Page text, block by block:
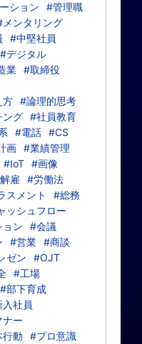
ション
#管理職
メンタリング
#中堅社員
#デジタル
業 #取締役
方 #論理的思考
ング #社員教育
#電話 #CS
画 #業績管理
#IoT #画像
雇
#労働法
スメント
#総務
ッシュフロー
ン
#会議
#営業 #商談
ゼン
#OJT
#工場
#部下育成
社員
ー
動
#プロ意識